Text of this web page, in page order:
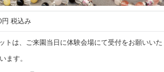
税込み
トは、ご来園当日に体験会場にて受付をお願いい
ます。